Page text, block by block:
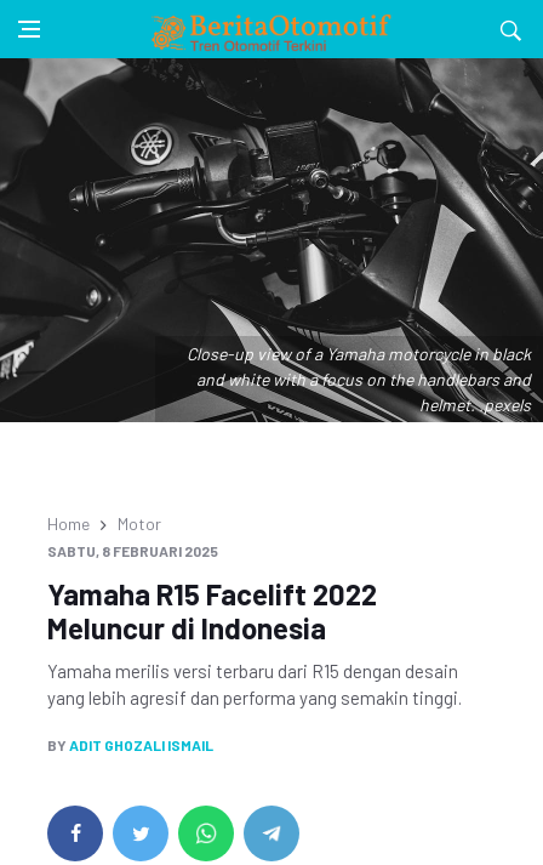
Close-up view of a Yamaha motorcycle in black
and white with a focus on the handlebars and
helmet. .pexels
Home Motor
SABTU, 8 FEBRUARI 2025
Yamaha R15 Facelift 2022
Meluncur di Indonesia
Yamaha merilis versi terbaru dari R15 dengan desain
yang lebih agresif dan performa yang semakin tinggi.
BY ADIT GHOZALI ISMAIL